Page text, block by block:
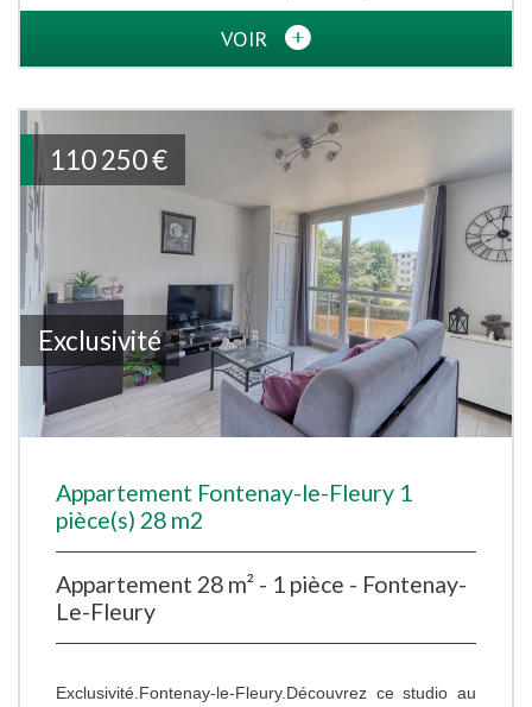
VOIR
Exclusivité
110 250€
Appartement Fontenay-le-Fleury 1
pièce(s) 28 m2
Appartement 28 m² - 1 pièce - Fontenay-
Le-Fleury
Exclusivité.Fontenay-le-Fleury.Découvrez ce studio au